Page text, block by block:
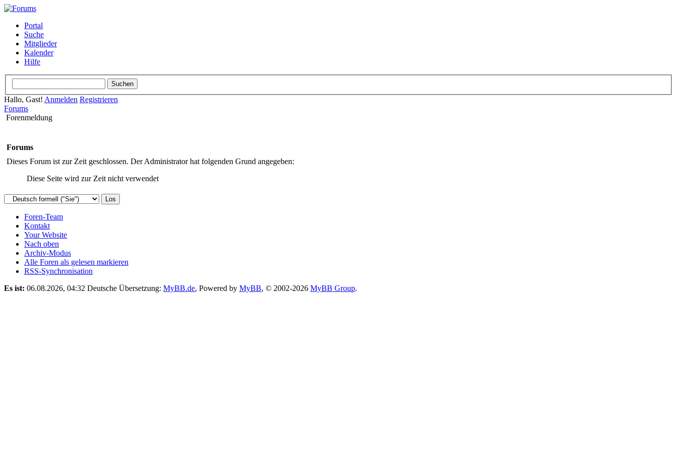
Portal
Suche
Mitglieder
Kalender
Hilfe
Hallo, Gast! Anmelden Registrieren
Forums
Forenmeldung
Forums
Dieses Forum ist zur Zeit geschlossen. Der Administrator hat folgenden Grund angegeben:
Diese Seite wird zur Zeit nicht verwendet
Foren-Team
Kontakt
Your Website
Nach oben
Archiv-Modus
Alle Foren als gelesen markieren
RSS-Synchronisation
Es ist: 06.08.2026, 04:32 Deutsche Übersetzung: MyBB.de, Powered by MyBB, © 2002-2026 MyBB Group.